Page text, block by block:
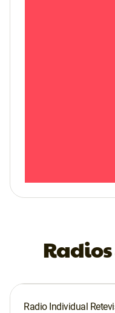
Radio Individual